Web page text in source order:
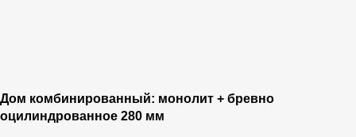
Дом комбинированный: монолит + бревно
оцилиндрованное 280 мм